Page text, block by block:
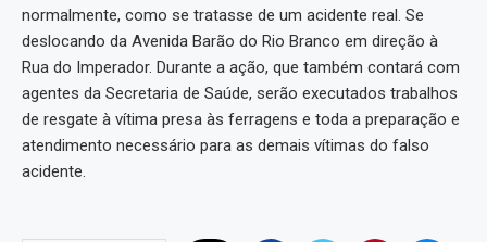
normalmente, como se tratasse de um acidente real. Se
deslocando da Avenida Barão do Rio Branco em direção à
Rua do Imperador. Durante a ação, que também contará com
agentes da Secretaria de Saúde, serão executados trabalhos
de resgate à vítima presa às ferragens e toda a preparação e
atendimento necessário para as demais vítimas do falso
acidente.